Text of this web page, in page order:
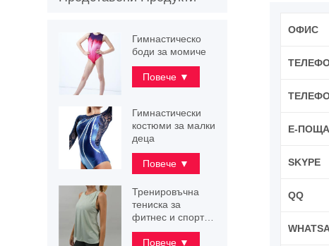
ОФИС
Е-ПОЩА
SKYPE
QQ
Гимнастическо
боди за момиче
Повече ▼
Гимнастически
костюми за малки
деца
Повече ▼
Тренировъчна
тениска за
фитнес и спортен
потник
Повече ▼